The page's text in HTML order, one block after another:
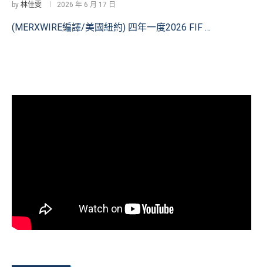
by 林佳雯 2026 年 6 月 17 日
(MERXWIRE編譯/美國紐約) 四年一度2026 FIF …